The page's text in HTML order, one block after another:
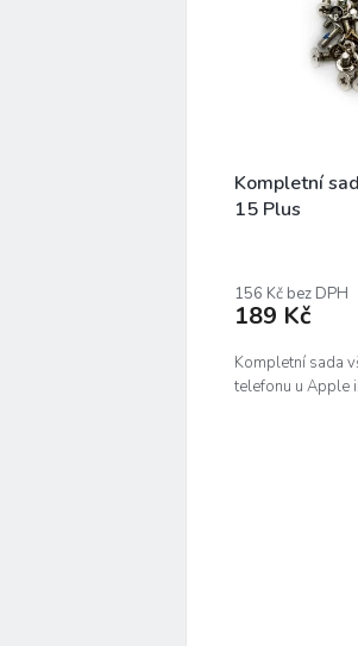
k
t
Kompletní
15 Plus
156 Kč bez DPH
189 Kč
Kompletní sada
telefonu u Apple